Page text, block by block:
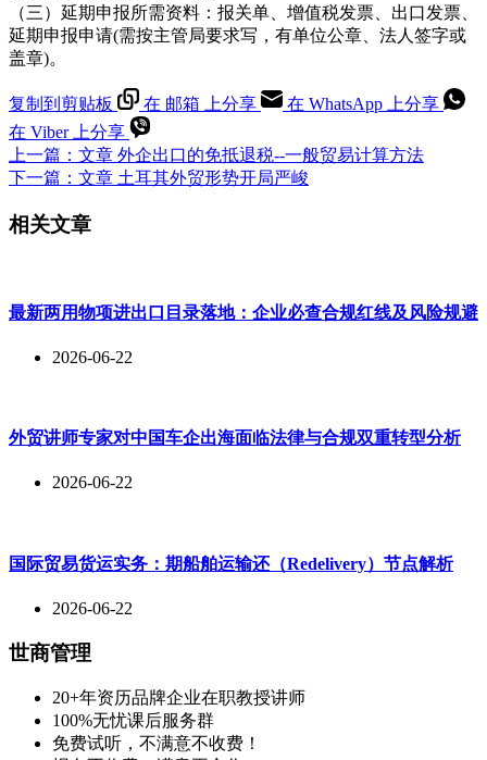
（三）延期申报所需资料：报关单、增值税发票、出口发票、
延期申报申请(需按主管局要求写，有单位公章、法人签字或
盖章)。
复制到剪贴板 在 邮箱 上分享
在 WhatsApp 上分享
在 Viber 上分享
上一篇： 文章 外企出口的免抵退税--一般贸易计算方法
下一篇： 文章 土耳其外贸形势开局严峻
相关文章
最新两用物项进出口目录落地：企业必查合规红线及风险规避
2026-06-22
外贸讲师专家对中国车企出海面临法律与合规双重转型分析
2026-06-22
国际贸易货运实务：期船舶运输还（Redelivery）节点解析
2026-06-22
世商管理
20+年资历品牌企业在职教授讲师
100%无忧课后服务群
免费试听，不满意不收费！